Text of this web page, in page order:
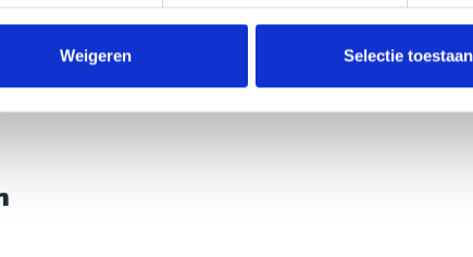
Weigeren Selectie toestaan
3-5-ampere-1-fase-met-beveiliging